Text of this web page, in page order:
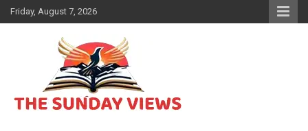
Skip
to
Friday, August 7, 2026